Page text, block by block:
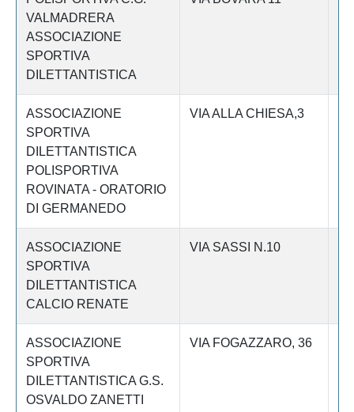
VALMADRERA
ASSOCIAZIONE
SPORTIVA
DILETTANTISTICA
ASSOCIAZIONE
SPORTIVA
DILETTANTISTICA
POLISPORTIVA
ROVINATA - ORATORIO
DI GERMANEDO
VIA ALLA CHIESA,3
ASSOCIAZIONE
SPORTIVA
DILETTANTISTICA
CALCIO RENATE
VIA SASSI N.10
ASSOCIAZIONE
SPORTIVA
DILETTANTISTICA G.S.
OSVALDO ZANETTI
VIA FOGAZZARO, 36